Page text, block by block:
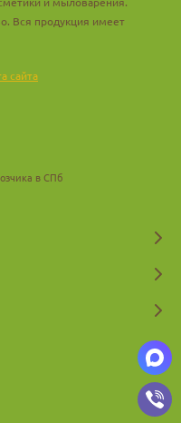
Вся продукция имеет
сайта
в СПб